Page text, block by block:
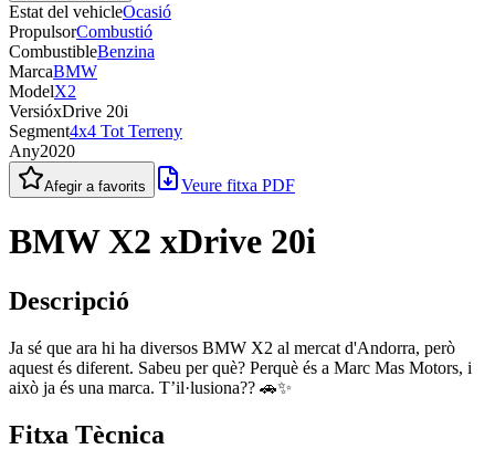
Estat del vehicleOcasió
PropulsorCombustió
CombustibleBenzina
MarcaBMW
ModelX2
VersióxDrive 20i
Segment4x4 Tot Terreny
Any2020
Afegir a favorits Veure fitxa PDF
BMW X2 xDrive 20i
Descripció
Ja sé que ara hi ha diversos BMW X2 al mercat d'Andorra, però
aquest és diferent. Sabeu per què? Perquè és a Marc Mas Motors, i
això ja és una marca. T’il·lusiona?? 🚗✨
Fitxa Tècnica